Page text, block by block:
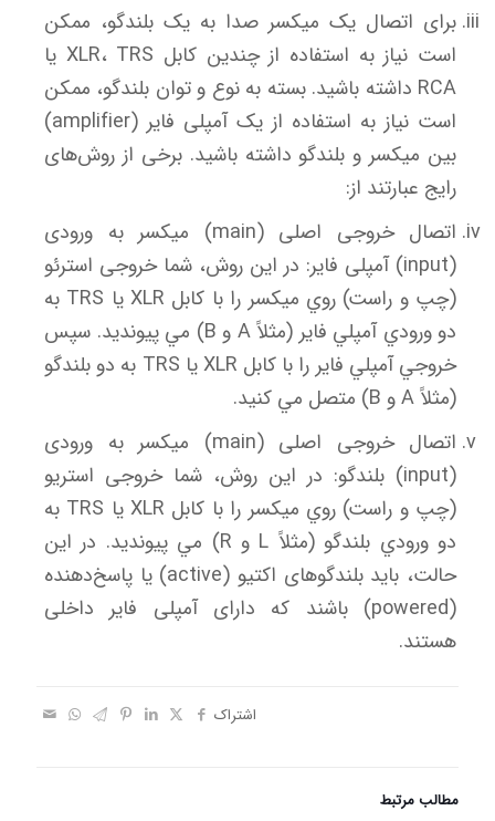
برای اتصال یک میکسر صدا به یک بلندگو، ممکن
است نیاز به استفاده از چندین کابل XLR، TRS یا
RCA داشته باشید. بسته به نوع و توان بلندگو، ممکن
است نیاز به استفاده از یک آمپلی فایر (amplifier)
بین میکسر و بلندگو داشته باشید. برخی از روش‌های
رایج عبارتند از:
اتصال خروجی اصلی (main) میکسر به ورودی
(input) آمپلی فایر: در این روش، شما خروجی استرئو
(چپ و راست) روي ميكسر را با كابل XLR يا TRS به
دو ورودي آمپلي فاير (مثلاً A و B) مي پيونديد. سپس
خروجي آمپلي فاير را با كابل XLR يا TRS به دو بلندگو
(مثلاً A و B) متصل مي كنيد.
اتصال خروجی اصلی (main) میکسر به ورودی
(input) بلندگو: در این روش، شما خروجی استریو
(چپ و راست) روي ميكسر را با كابل XLR يا TRS به
دو ورودي بلندگو (مثلاً L و R) مي پيونديد. در این
حالت، باید بلندگو‌های اکتیو (active) یا پاسخ‌دهنده
(powered) باشند که دارای آمپلی فایر داخلی
هستند.
اشتراک
مطالب مرتبط